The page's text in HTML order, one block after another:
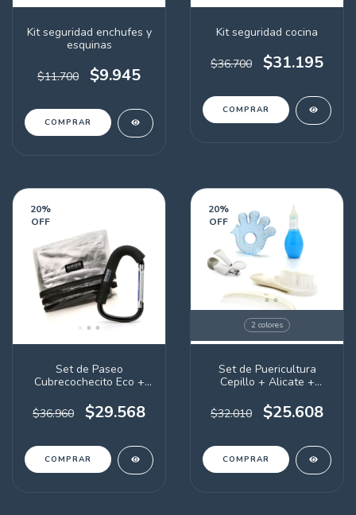
Kit seguridad enchufes y
esquinas
$11.700 $9.945
Kit seguridad cocina
$36.700 $31.195
20%
OFF
Set de Paseo
Cubrecochecito Eco +
$36.960
$29.568
20%
OFF
2 colores
Set de Puericultura
Cepillo + Alicate +
elección)
$32.010 $25.608
COMPRAR